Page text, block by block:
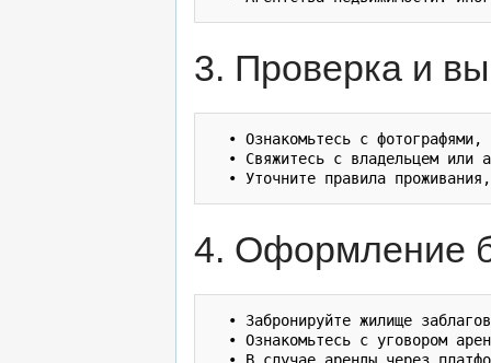
3. Проверка и
• Ознакомьтесь с фотографями,
• Свяжитесь с владельцем или
4. Оформление
• Забронируйте жилище
• Ознакомьтесь с уговором